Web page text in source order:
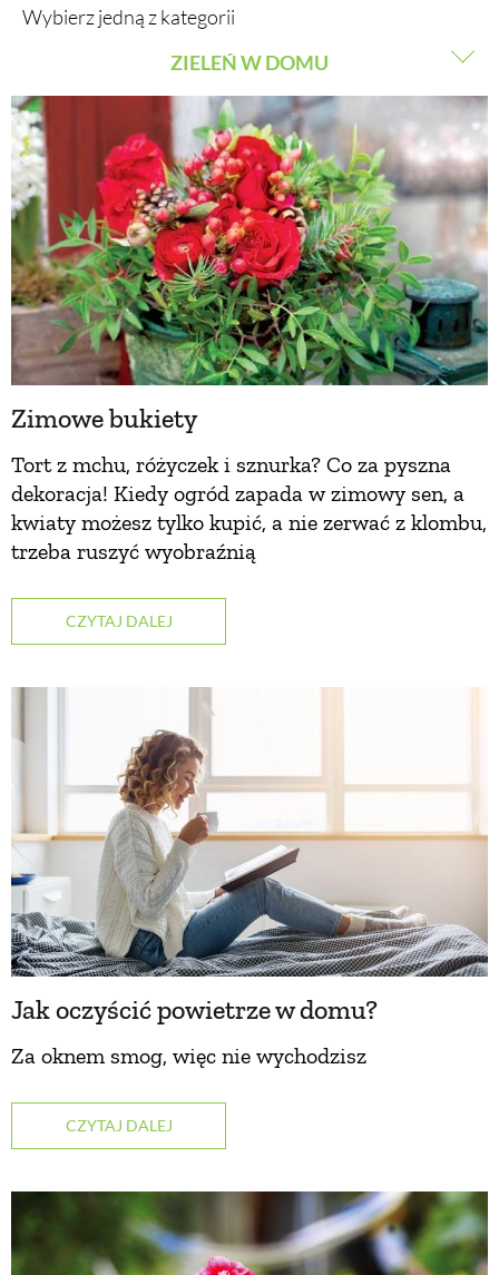
Wybierz jedną z kategorii
ZIELEŃ W DOMU
WARZYWA I OWOCE
ROŚLINY OGRODOWE
PORADY
ZIELEŃ W DOMU
PROJEKTOWANIE OGRODU
Zimowe bukiety
Tort z mchu, różyczek i sznurka? Co za pyszna
dekoracja! Kiedy ogród zapada w zimowy sen, a
kwiaty możesz tylko kupić, a nie zerwać z klombu,
trzeba ruszyć wyobraźnią
CZYTAJ DALEJ
Jak oczyścić powietrze w domu?
Za oknem smog, więc nie wychodzisz
CZYTAJ DALEJ
BUDUJEMY DOM
OGRÓD
WARZYWA I OWOCE
ROŚLINY OGRODOWE
PORADY
ZIELEŃ W DOMU
PROJEKTOWANIE OGRODU
NATURALNIE
DLA DOMU
EKO ŻYCIE
PRZYRODA
ZWIERZĘTA DOMOWE
ZWIERZĘTA W NATURZE
KRAJOBRAZ
RĘKODZIEŁO